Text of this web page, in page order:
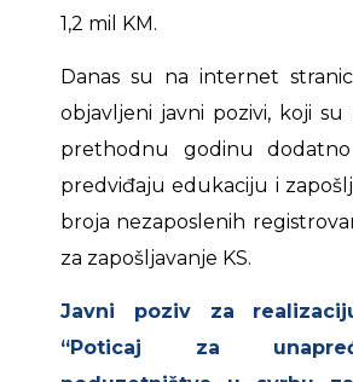
1,2 mil KM.
Danas su na internet
objavljeni javni pozivi, koji
prethodnu godinu
predviđaju edukaciju i
broja nezaposlenih
za zapošljavanje KS.
Javni poziv za
“Poticaj za